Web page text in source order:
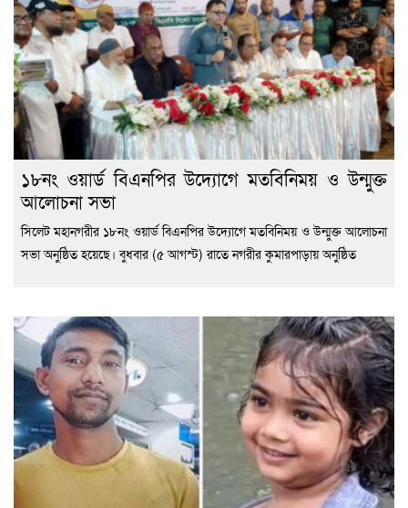
১৮নং ওয়ার্ড বিএনপির উদ্যোগে মতবিনিময় ও উন্মুক্ত
আলোচনা সভা
সিলেট মহানগরীর ১৮নং ওয়ার্ড বিএনপির উদ্যোগে মতবিনিময় ও উন্মুক্ত আলোচনা
সভা অনুষ্ঠিত হয়েছে। বুধবার (৫ আগস্ট) রাতে নগরীর কুমারপাড়ায় অনুষ্ঠিত